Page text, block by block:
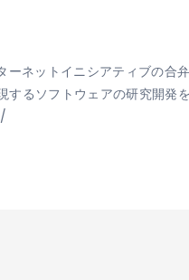
ーネットイニシアティブの
るソフトウェアの研究開発